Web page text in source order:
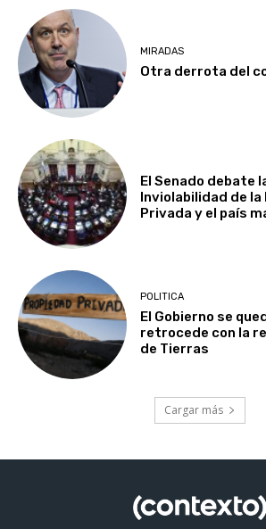
MIRADAS
Otra derrota del
El Senado debate
Inviolabilidad de
Privada y el país
POLITICA
El Gobierno se
retrocede con la
de Tierras
Cargar más